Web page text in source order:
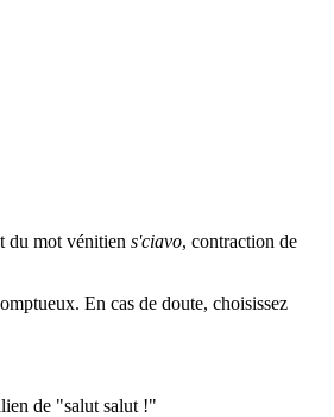
du mot vénitien s'ciavo, contraction de
En cas de doute, choisissez
de "salut salut !"